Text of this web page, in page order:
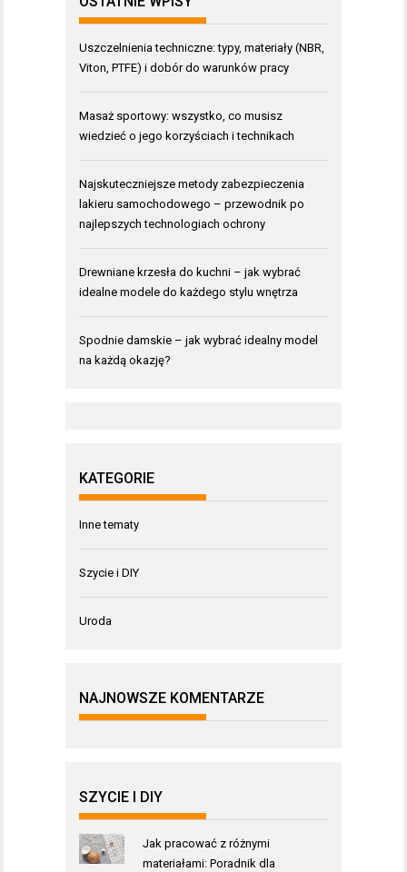
Uszczelnienia techniczne: typy, materiały (NBR,
Viton, PTFE) i dobór do warunków pracy
Masaż sportowy: wszystko, co musisz
wiedzieć o jego korzyściach i technikach
Najskuteczniejsze metody zabezpieczenia
lakieru samochodowego – przewodnik po
najlepszych technologiach ochrony
Drewniane krzesła do kuchni – jak wybrać
idealne modele do każdego stylu wnętrza
Spodnie damskie – jak wybrać idealny model
na każdą okazję?
KATEGORIE
Inne tematy
Szycie i DIY
Uroda
NAJNOWSZE KOMENTARZE
SZYCIE I DIY
Jak pracować z różnymi
materiałami: Poradnik dla